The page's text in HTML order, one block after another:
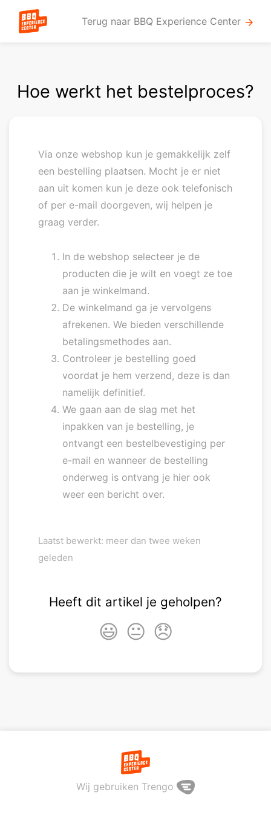
Terug naar BBQ Experience Center arrow_forward
Hoe werkt het bestelproces?
Via onze webshop kun je gemakkelijk zelf
een bestelling plaatsen. Mocht je er niet
aan uit komen kun je deze ook telefonisch
of per e-mail doorgeven, wij helpen je
graag verder.
In de webshop selecteer je de
producten die je wilt en voegt ze toe
aan je winkelmand.
De winkelmand ga je vervolgens
afrekenen. We bieden verschillende
betalingsmethodes aan.
Controleer je bestelling goed
voordat je hem verzend, deze is dan
namelijk definitief.
We gaan aan de slag met het
inpakken van je bestelling, je
ontvangt een bestelbevestiging per
e-mail en wanneer de bestelling
onderweg is ontvang je hier ook
weer een bericht over.
Laatst bewerkt: meer dan twee weken
geleden
Heeft dit artikel je geholpen?
😃 😐 😞
Wij gebruiken Trengo